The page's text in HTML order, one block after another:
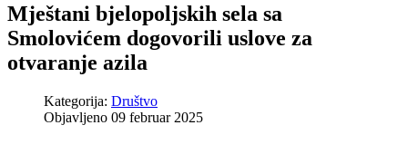
Mještani bjelopoljskih sela sa
Smolovićem dogovorili uslove za
otvaranje azila
Kategorija: Društvo
Objavljeno 09 februar 2025